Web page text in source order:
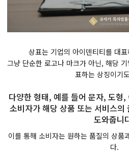
상표는 기업의 아이덴티티를 대
그냥 단순한 로고나 마크가 아닌, 해당
표하는 상징이기
다양한 형태, 예를 들어 문자, 도형
소비자가 해당 상품 또는 서비스의
도와줍니
이를 통해 소비자는 원하는 품질의 상품
다.